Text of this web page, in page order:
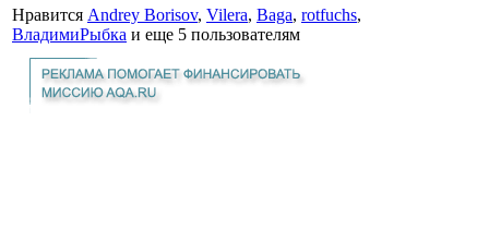
Нравится Andrey Borisov, Vilera, Baga, rotfuchs,
ВладимиРыбка и еще 5 пользователям